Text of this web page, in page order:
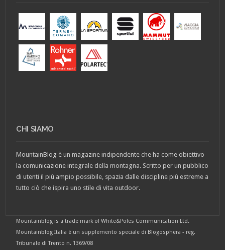
CHI SIAMO
MountainBlog è un magazine indipendente che ha come obiettivo
la comunicazione integrale della montagna. Scritto per un pubblico
di utenti il più ampio possibile, spazia dalle discipline più estreme a
tutto ciò che ispira uno stile di vita outdoor.
Mountainblog is a trade mark of White&Poles Communication Ltd.
Mountainblog Italia è un supplemento speciale di Blogosphera - reg.
Tribunale di Trento n. 1369/08